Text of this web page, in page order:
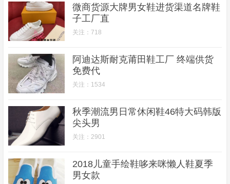
微商货源大牌男女鞋进货渠道名牌鞋
子工厂直
关注：718
阿迪达斯耐克莆田鞋工厂 终端供货
免费代
关注：1534
秋季潮流男日常休闲鞋46特大码韩版
尖头男
关注：2901
2018儿童手绘鞋哆来咪懒人鞋夏季
男女款